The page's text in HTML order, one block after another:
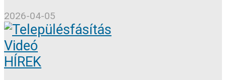
2026-04-05
Videó
HÍREK